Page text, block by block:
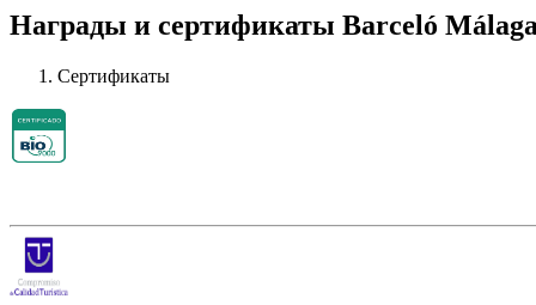
Награды и сертификаты Barceló
Сертификаты